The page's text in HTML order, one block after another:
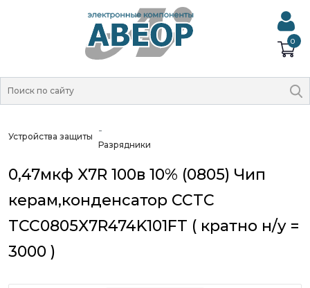
0
Устройства защиты
Разрядники
0,47мкф X7R 100в 10% (0805) Чип
керам,конденсатор CCTC
TCC0805X7R474K101FT ( кратно н/у =
3000 )